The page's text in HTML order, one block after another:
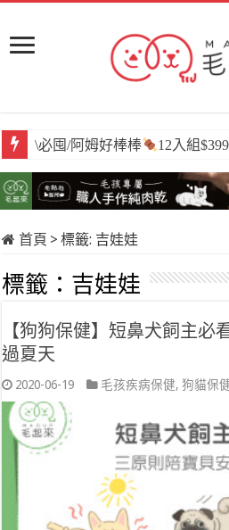
\必囤/阿姆好棒棒 12入組$399
首頁 > 標籤: 吉娃娃
標籤： 吉娃娃
【狗狗保健】短鼻犬飼主必
過夏天
2020-06-19 毛孩疾病保健,狗貓保